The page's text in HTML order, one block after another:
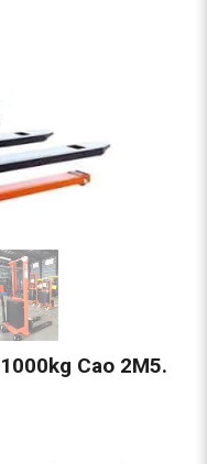
Cao 2M5.